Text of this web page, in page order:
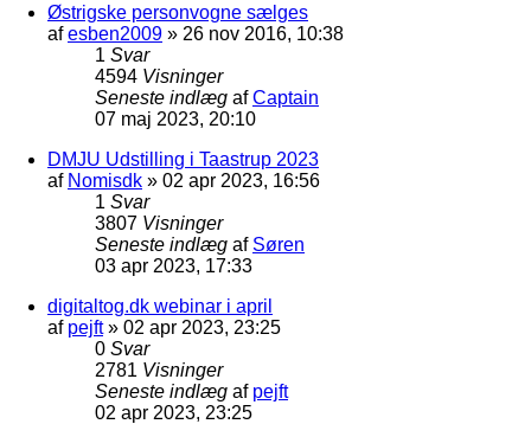
Østrigske personvogne sælges
afesben2009 » 26 nov 2016, 10:38
1 Svar
4594 Visninger
Seneste indlæg afCaptain
07 maj 2023, 20:10
DMJU Udstilling i Taastrup 2023
af Nomisdk » 02 apr 2023, 16:56
1 Svar
3807 Visninger
Seneste indlæg af Søren
03 apr 2023, 17:33
digitaltog.dk webinar i april
af pejft» 02 apr 2023, 23:25
0 Svar
2781 Visninger
Seneste indlæg af pejft
02 apr 2023, 23:25